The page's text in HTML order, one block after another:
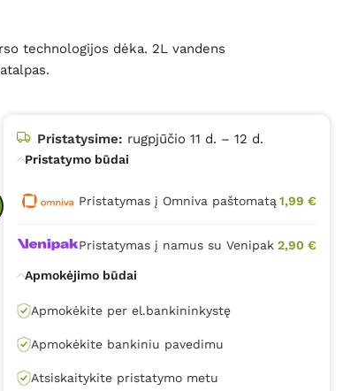
technologijos dėka. 2L vandens
Pristatysime: rugpjūčio 11 d. – 12 d.
Pristatymo būdai
Pristatymas į Omniva paštomatą 1,99 €
Pristatymas į namus su Venipak 2,90 €
Apmokėjimo būdai
Apmokėkite per el.bankininkystę
Apmokėkite bankiniu pavedimu
Atsiskaitykite pristatymo metu